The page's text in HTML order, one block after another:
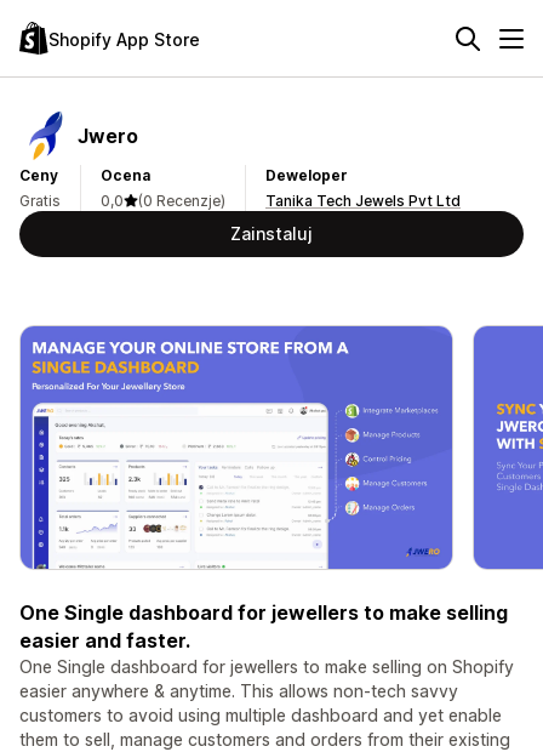
Shopify App Store
Jwero
Ceny
Gratis
Ocena
0,0
(0 Recenzje)
Deweloper
Tanika Tech Jewels Pvt Ltd
Zainstaluj
One Single dashboard for jewellers to make selling
easier and faster.
One Single dashboard for jewellers to make selling on Shopify
easier anywhere & anytime. This allows non-tech savvy
customers to avoid using multiple dashboard and yet enable
them to sell, manage customers and orders from their existing